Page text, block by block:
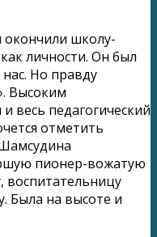
школу-
личности. Он был
Но правду
Высоким
весь педагогический
отметить
пионер-вожатую
воспитательницу
Была на высоте и